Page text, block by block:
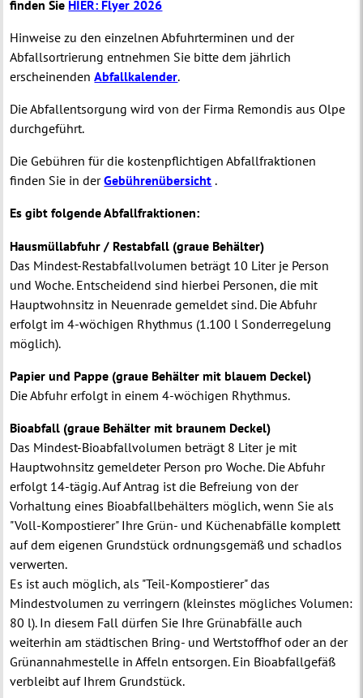
finden Sie HIER: Flyer 2026
Hinweise zu den einzelnen Abfuhrterminen und der
Abfallsortrierung entnehmen Sie bitte dem jährlich
erscheinendenAbfallkalender.
Die Abfallentsorgung wird von der Firma Remondis aus Olpe
durchgeführt.
Die Gebühren für die kostenpflichtigen Abfallfraktionen
finden Sie in derGebührenübersicht .
Es gibt folgende Abfallfraktionen:
Hausmüllabfuhr / Restabfall (graue Behälter)
Das Mindest-Restabfallvolumen beträgt 10 Liter je Person
und Woche. Entscheidend sind hierbei Personen, die mit
Hauptwohnsitz in Neuenrade gemeldet sind. Die Abfuhr
erfolgt im 4-wöchigen Rhythmus (1.100 l Sonderregelung
möglich).
Papier und Pappe (graue Behälter mit blauem Deckel)
Die Abfuhr erfolgt in einem 4-wöchigen Rhythmus.
Bioabfall (graue Behälter mit braunem Deckel)
Das Mindest-Bioabfallvolumen beträgt 8 Liter je mit
Hauptwohnsitz gemeldeter Person pro Woche. Die Abfuhr
erfolgt 14-tägig. Auf Antrag ist die Befreiung von der
Vorhaltung eines Bioabfallbehälters möglich, wenn Sie als
"Voll-Kompostierer" Ihre Grün- und Küchenabfälle komplett
auf dem eigenen Grundstück ordnungsgemäß und schadlos
verwerten.
Es ist auch möglich, als "Teil-Kompostierer" das
Mindestvolumen zu verringern (kleinstes mögliches Volumen:
80 l). In diesem Fall dürfen Sie Ihre Grünabfälle auch
weiterhin am städtischen Bring- und Wertstoffhof oder an der
Grünannahmestelle in Affeln entsorgen. Ein Bioabfallgefäß
verbleibt auf Ihrem Grundstück.